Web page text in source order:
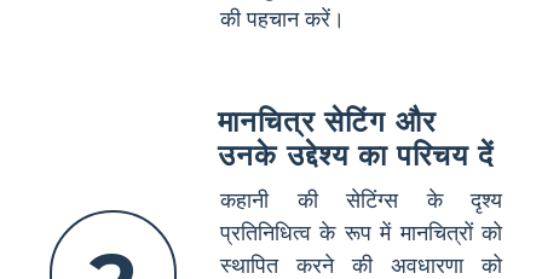
की पहचान करें।
मानचित्र सेटिंग और
उनके उद्देश्य का परिचय दें
कहानी की सेटिंग्स के दृश्य
प्रतिनिधित्व के रूप में मानचित्रों को
स्थापित करने की अवधारणा को